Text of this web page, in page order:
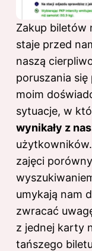
Zakup biletów
staje przed
naszą
poruszania
moim
sytuacje, w
wynikały z
zajęci
umykają nam
zwracać
z jednej karty
tańszego